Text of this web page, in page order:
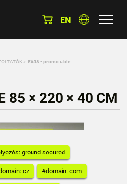
EN
» E058 - promo table
85 × 220 × 40 CM
ground secured
cz #domain: com